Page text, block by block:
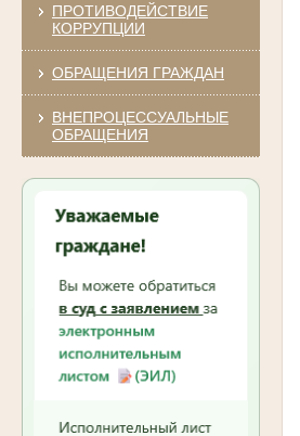
ПРОТИВОДЕЙСТВИЕ
КОРРУПЦИИ
ОБРАЩЕНИЯ ГРАЖДАН
ВНЕПРОЦЕССУАЛЬНЫЕ
ОБРАЩЕНИЯ